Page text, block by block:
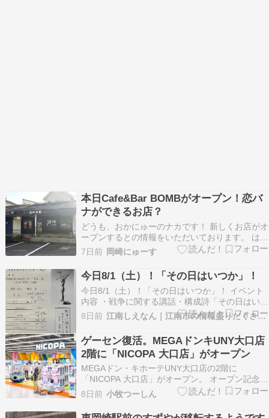
本日Cafe&Bar BOMBがオープン！恋バ
ナができるお店？
どうも、おかにゅーのナカです！ 新しくお店がオ
ープンするとの情報をいただいております。 はや
ともさま 情報提供ありがとうございました！
Cafe&Bar BOMB、夜は恋バナができるお店？
2026年8月1日(土)岡崎市細川町に「Cafe&Bar
BOMB」というお店が開店してい…
7日前 岡崎にゅーす
今日8/1（土）！「その日はいつか」！
今日8/1（土）！「その日はいつか」！ イベント
内容 ・戦争に関する講話・構成詩「その日はいつ
か」 ⇒江南市のイベント 場所はココ Home &
nico ホール（江南市民文化会館）〒483-8177 愛
知県江南市北野町川石25−10587-55-2321 「江南
しえなんLIN…
8日前 江南しえなん｜江南市の情報盛りだくさん！
ゲーセン復活。MEGAドンキUNY大口店
2階に「NICOPA 大口店」がオープン
MEGAドン・キホーテUNY大口店の2階に
「NICOPA 大口店」がオープン。 オープン記念イ
ベントも
https://prtimes.jp/main/html/rd/p/
今年5月6日に閉店したファンタジープラザの跡
8日前 小牧つーしん